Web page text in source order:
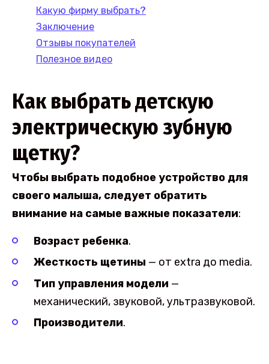
Какую фирму выбрать?
Заключение
Отзывы покупателей
Полезное видео
Как выбрать детскую
электрическую зубную
щетку?
Чтобы выбрать подобное устройство для
своего малыша, следует обратить
внимание на самые важные показатели:
Возраст ребенка.
Жесткость щетины — от extra до media.
Тип управления модели —
механический, звуковой, ультразвуковой.
Производители.